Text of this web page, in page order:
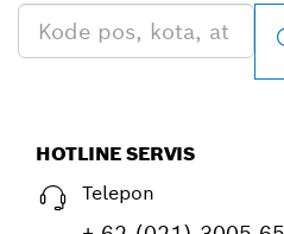
HOTLINE SERVIS
Telepon